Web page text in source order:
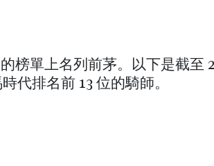
榜單上名列前茅。以下是截至
代排名前 13 位的騎師。